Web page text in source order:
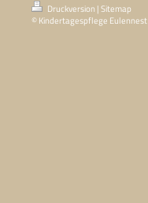
Druckversion |Sitemap
© Kindertagespflege Eulennest